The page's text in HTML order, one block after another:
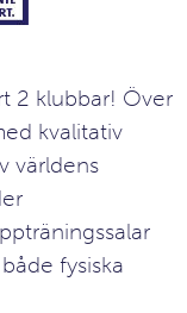
2 klubbar! Över
kvalitativ
världens
fysiska